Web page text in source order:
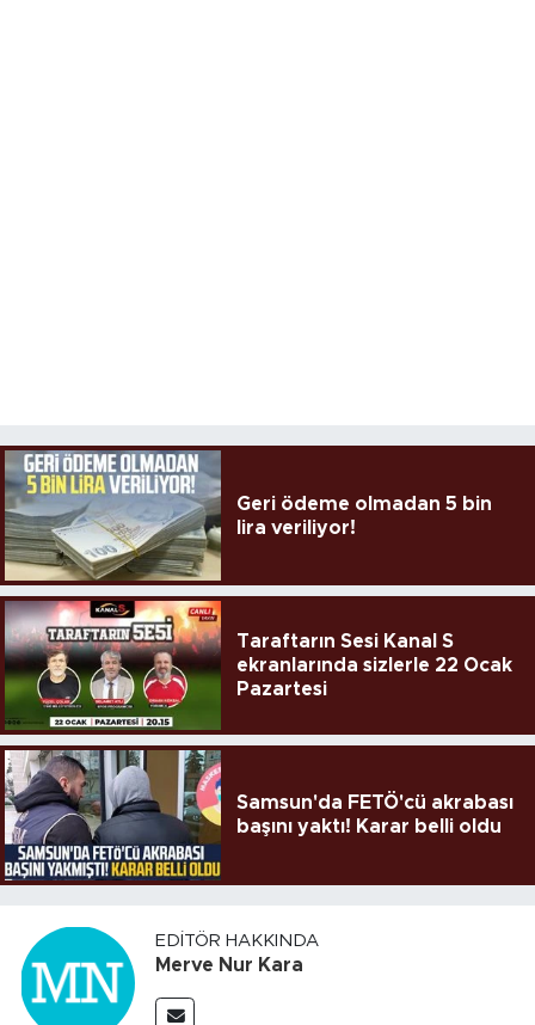
Geri ödeme olmadan 5 bin
lira veriliyor!
Taraftarın Sesi Kanal S
ekranlarında sizlerle 22 Ocak
Pazartesi
Samsun'da FETÖ'cü akrabası
başını yaktı! Karar belli oldu
EDITÖR HAKKINDA
Merve Nur Kara